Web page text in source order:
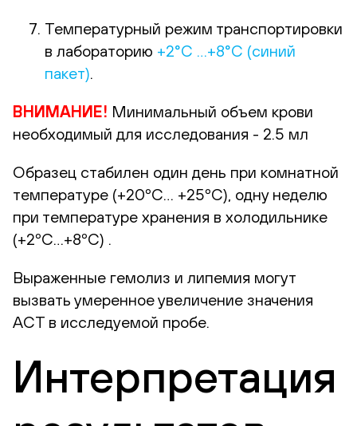
Температурный режим транспортировки
в лабораторию +2°С …+8°С (синий
пакет).
ВНИМАНИЕ! Минимальный объем крови
необходимый для исследования - 2.5 мл
Образец стабилен один день при комнатной
температуре (+20ºС… +25ºС), одну неделю
при температуре хранения в холодильнике
(+2ºС…+8ºС) .
Выраженные гемолиз и липемия могут
вызвать умеренное увеличение значения
АСТ в исследуемой пробе.
Интерпретация